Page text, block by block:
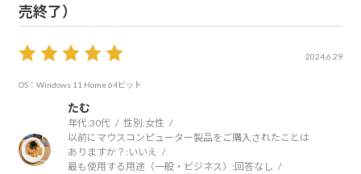
売終了）
2024.6.29
OS：Windows 11 Home 64ビット
たむ
年代:30代 性別:女性
以前にマウスコンピューター製品をご購入されたことは
ありますか？: いいえ
最も使用する用途（一般・ビジネス）: 回答なし